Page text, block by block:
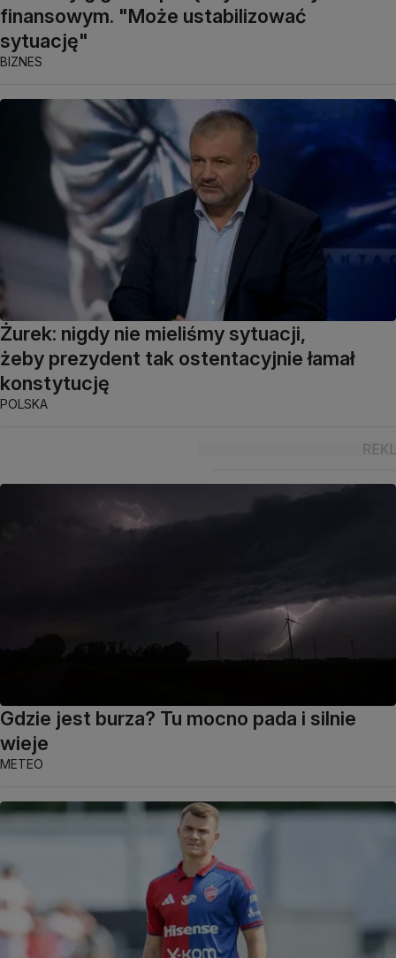
finansowym. "Może ustabilizować
sytuację"
BIZNES
Żurek: nigdy nie mieliśmy sytuacji,
żeby prezydent tak ostentacyjnie łamał
konstytucję
POLSKA
Gdzie jest burza? Tu mocno pada i silnie
wieje
METEO